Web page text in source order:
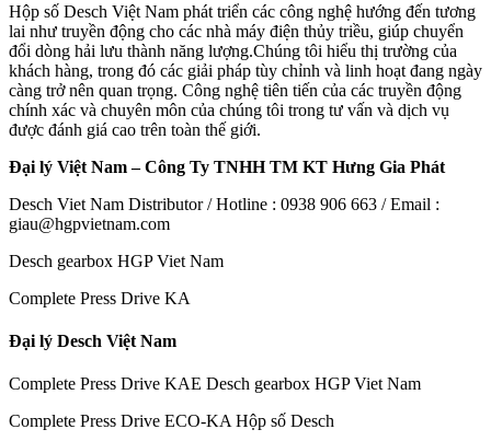
Hộp số Desch Việt Nam phát triển các công nghệ hướng đến tương
lai như truyền động cho các nhà máy điện thủy triều, giúp chuyển
đổi dòng hải lưu thành năng lượng.Chúng tôi hiểu thị trường của
khách hàng, trong đó các giải pháp tùy chỉnh và linh hoạt đang ngày
càng trở nên quan trọng. Công nghệ tiên tiến của các truyền động
chính xác và chuyên môn của chúng tôi trong tư vấn và dịch vụ
được đánh giá cao trên toàn thế giới.
Đại lý Việt Nam – Công Ty TNHH TM KT Hưng Gia Phát
Desch Viet Nam Distributor / Hotline : 0938 906 663 / Email :
giau@hgpvietnam.com
Desch gearbox HGP Viet Nam
Complete Press Drive KA
Đại lý Desch Việt Nam
Complete Press Drive KAE Desch gearbox HGP Viet Nam
Complete Press Drive ECO-KA Hộp số Desch